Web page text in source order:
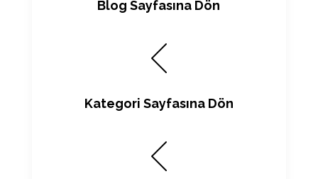
Blog Sayfasına Dön
Kategori Sayfasına Dön